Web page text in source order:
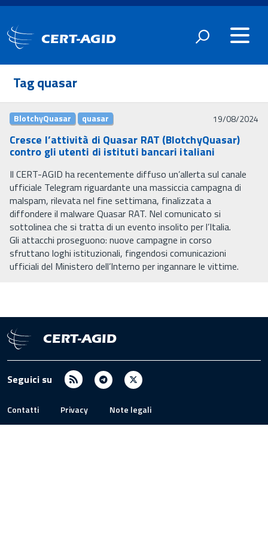
CERT-AGID
Tag quasar
BlotchyQuasar quasar 19/08/2024
Cresce l’attività di Quasar RAT (BlotchyQuasar)
contro gli utenti di istituti bancari italiani
Il CERT-AGID ha recentemente diffuso un’allerta sul canale
ufficiale Telegram riguardante una massiccia campagna di
malspam, rilevata nel fine settimana, finalizzata a
diffondere il malware Quasar RAT. Nel comunicato si
sottolinea che si tratta di un evento insolito per l’Italia.
Gli attacchi proseguono: nuove campagne in corso
sfruttano loghi istituzionali, fingendosi comunicazioni
ufficiali del Ministero dell’Interno per ingannare le vittime.
CERT-AGID
Contatti Privacy Note legali
Seguici su RSS Telegram
X